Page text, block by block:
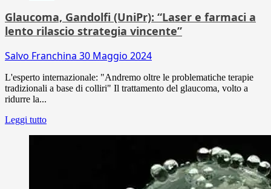
Glaucoma, Gandolfi (UniPr): “Laser e farmaci a
lento rilascio strategia vincente”
Salvo Franchina 30 Maggio 2024
L'esperto internazionale: "Andremo oltre le problematiche terapie
tradizionali a base di colliri" Il trattamento del glaucoma, volto a
ridurre la...
Leggi tutto